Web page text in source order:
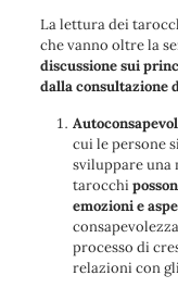
La lettura dei
che vanno oltre la
discussione sui
dalla consultazione
cui le persone
sviluppare una
tarocchi
emozioni e
processo di
relazioni con